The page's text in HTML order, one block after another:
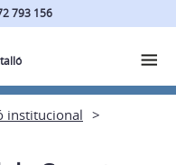
793 156
institucional